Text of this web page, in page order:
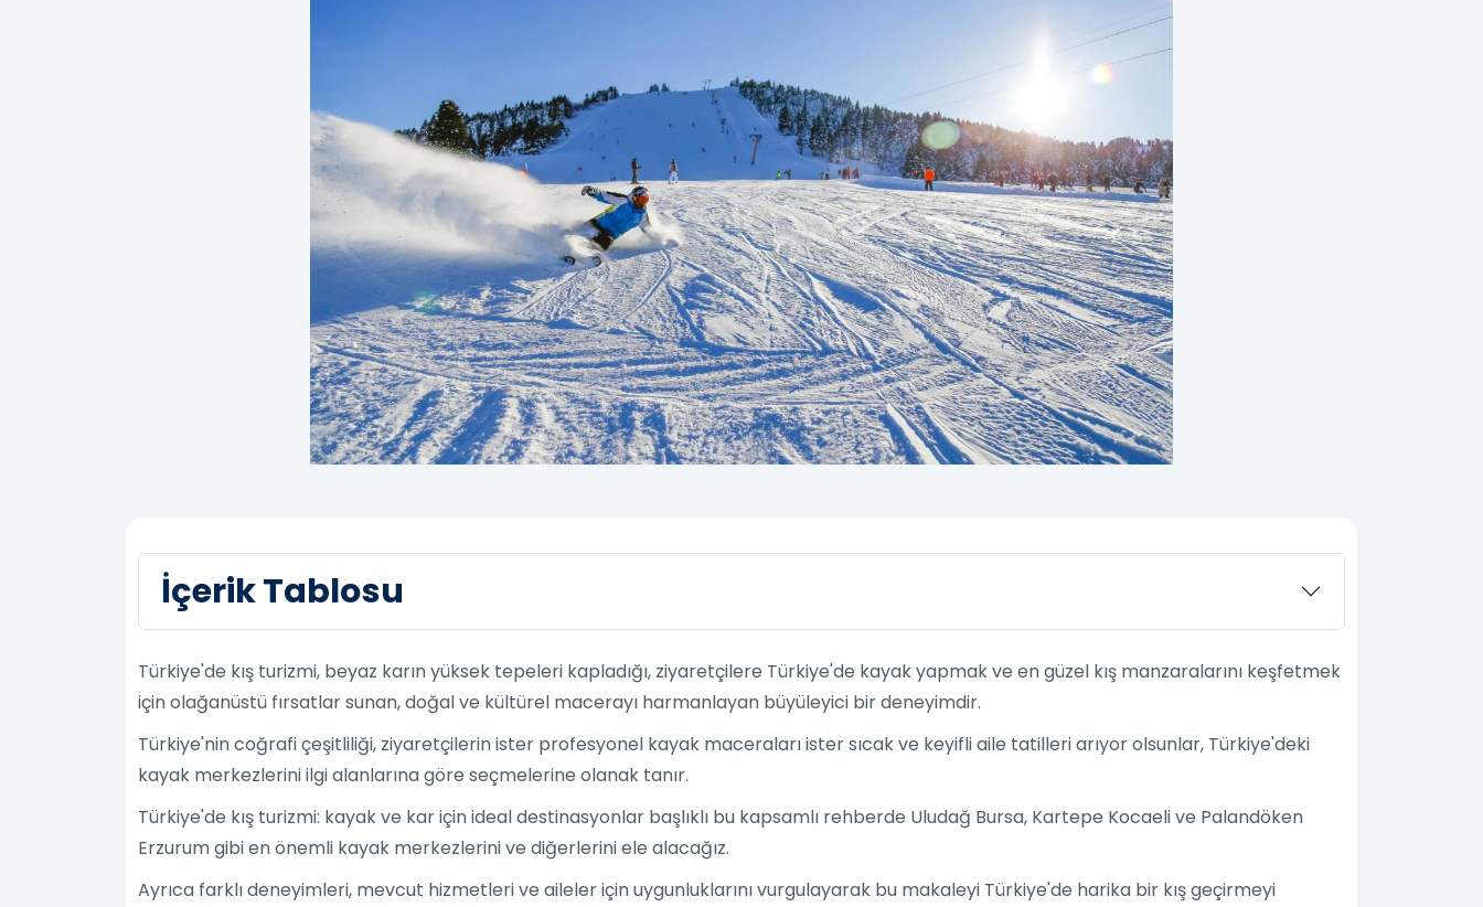
İçerik Tablosu
Türkiye'de kış turizmi, beyaz karın yüksek tepeleri kapladığı, ziyaretçilere Türkiye'de kayak yapmak ve en güzel kış manzaralarını keşfetmek
için olağanüstü fırsatlar sunan, doğal ve kültürel macerayı harmanlayan büyüleyici bir deneyimdir.
Türkiye'nin coğrafi çeşitliliği, ziyaretçilerin ister profesyonel kayak maceraları ister sıcak ve keyifli aile tatilleri arıyor olsunlar, Türkiye'deki
kayak merkezlerini ilgi alanlarına göre seçmelerine olanak tanır.
Türkiye'de kış turizmi: kayak ve kar için ideal destinasyonlar başlıklı bu kapsamlı rehberde Uludağ Bursa, Kartepe Kocaeli ve Palandöken
Erzurum gibi en önemli kayak merkezlerini ve diğerlerini ele alacağız.
Ayrıca farklı deneyimleri, mevcut hizmetleri ve aileler için uygunluklarını vurgulayarak bu makaleyi Türkiye'de harika bir kış geçirmeyi